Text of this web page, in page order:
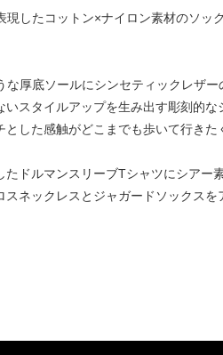
現したコットン×ナイロン素材のソ
な厚底ソールにシンセティックレザ
スタイルアップを生み出す彫刻的
した感触がどこまでも歩いて行きた
ドルマンスリーブTシャツにシア
ネックレスとジャガードソックス